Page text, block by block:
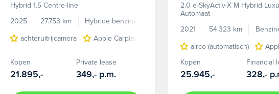
Hybrid 1.5 Centre-line
2025
27.753 km Hybride benzine
achteruitrijcamera
Apple Carplay/Android Auto
Kopen
21.895,-
Private lease
349,- p.m.
2.0 e-SkyActiv-X M Hybrid
Automaat
2021
54.323 km
airco (automatisch)
Kopen
25.945,-
Financial
328,-